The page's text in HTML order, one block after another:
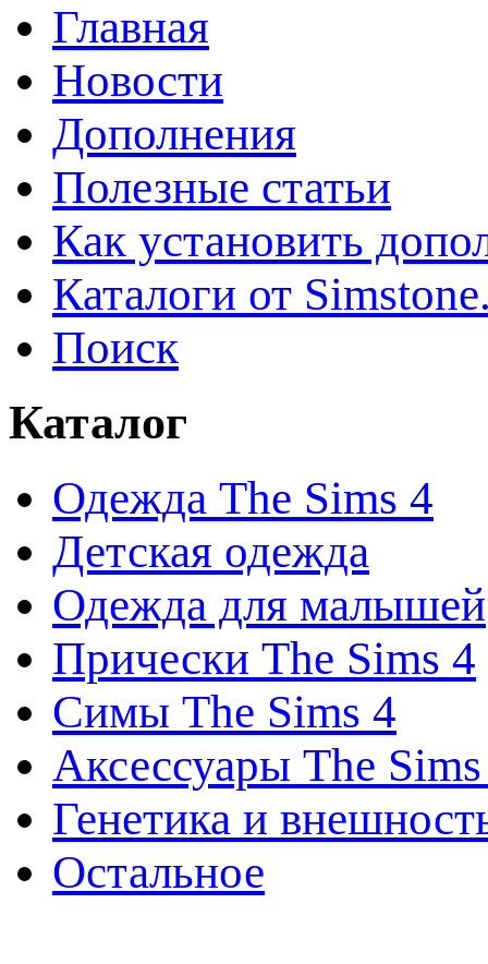
Главная
Новости
Дополнения
Полезные статьи
Как установить
Каталоги от
Поиск
Каталог
Одежда The Sims 4
Детская одежда
Одежда для малышей
Прически The Sims 4
Симы The Sims 4
Аксессуары The
Генетика и
Остальное